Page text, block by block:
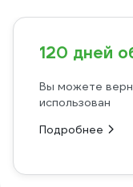
120 дней
Вы можете
использован
Подробнее